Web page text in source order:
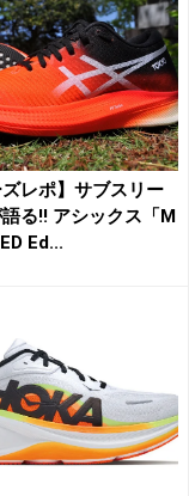
ズレポ】サブスリー
る!! アシックス「M
Ed...